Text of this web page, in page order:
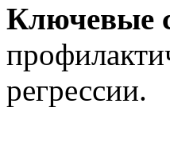
Ключевые
регрессии.